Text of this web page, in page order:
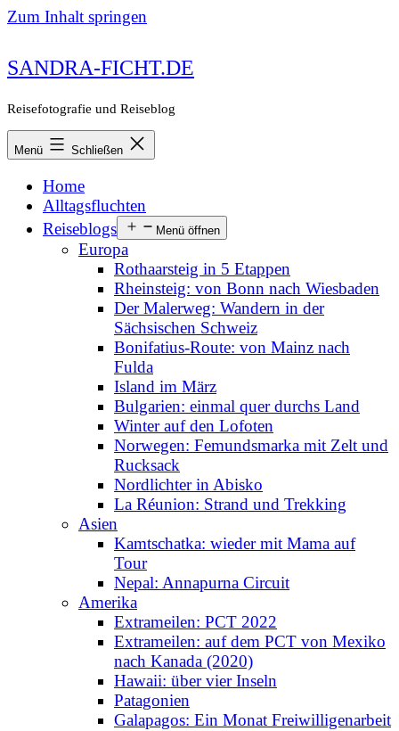
Zum Inhalt springen
SANDRA-FICHT.DE
Reisefotografie und Reiseblog
Menü Schließen
Home
Alltagsfluchten
Reiseblogs
Menü öffnen
Europa
Rothaarsteig in 5 Etappen
Rheinsteig: von Bonn nach Wiesbaden
Der Malerweg: Wandern in der
Sächsischen Schweiz
Bonifatius-Route: von Mainz nach
Fulda
Island im März
Bulgarien: einmal quer durchs Land
Winter auf den Lofoten
Norwegen: Femundsmarka mit Zelt und
Rucksack
Nordlichter in Abisko
La Réunion: Strand und Trekking
Asien
Kamtschatka: wieder mit Mama auf
Tour
Nepal: Annapurna Circuit
Amerika
Extrameilen: PCT 2022
Extrameilen: auf dem PCT von Mexiko
nach Kanada (2020)
Hawaii: über vier Inseln
Patagonien
Galapagos: Ein Monat Freiwilligenarbeit